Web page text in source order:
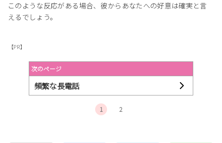
このような反応がある場合、彼からあなたへの好意は確実と言
えるでしょう。
【PR】
次のページ
頻繁な長電話
1 2